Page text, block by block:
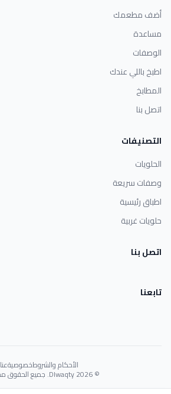
أضف مطعمك
مساعدة
الوصفات
اطبخ باللي عندك
المطابخ
اتصل بنا
التصنيفات
الحلويات
وصفات سريعة
اطباق رئيسية
حلويات غربية
اتصل بنا
تابعنا
الأحكام والشروطخصوصيةعنا
© 2026 Dlwaqty. جميع الحقوق محفوظة.